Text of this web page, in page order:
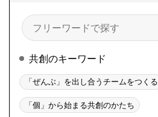
検
索
共創のキーワード
「ぜんぶ」を出し合うチームをつくる
「個」から始まる共創のかたち